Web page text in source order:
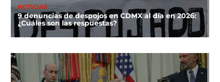
NOTICIAS
9 denuncias de despojos en CDMX al día en 2026:
¿Cuáles son las respuestas?